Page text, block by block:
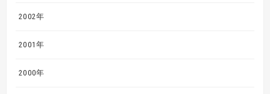
2002年
2001年
2000年